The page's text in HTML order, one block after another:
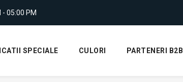
- 05:00 PM
SPECIALE CULORI PARTENERI B2B